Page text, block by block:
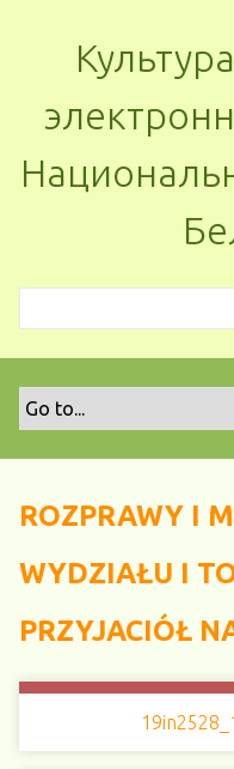
ROZPRAWY I
WYDZIAŁU I
PRZYJACIÓŁ